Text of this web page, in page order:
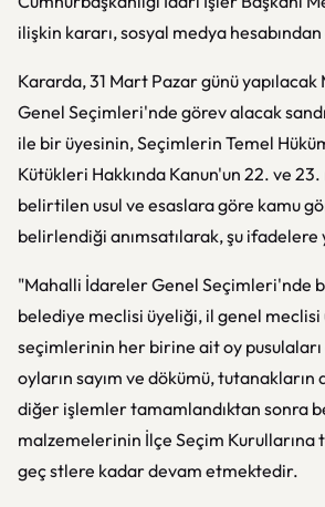
ilişkin kararı, sosyal medya
Kararda, 31 Mart Pazar günü
Genel Seçimleri'nde görev alacak
ile bir üyesinin, Seçimlerin Temel
Kütükleri Hakkında Kanun'un 22. ve
belirtilen usul ve esaslara göre kamu
belirlendiği anımsatılarak, şu
"Mahalli İdareler Genel Seçimleri'nde
belediye meclisi üyeliği, il genel
seçimlerinin her birine ait oy
oyların sayım ve dökümü, tutanakların
diğer işlemler tamamlandıktan sonra
malzemelerinin İlçe Seçim Kurullarına
geç stlere kadar devam etmektedir.